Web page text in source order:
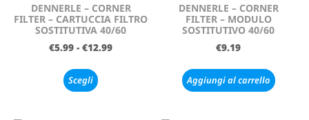
DENNERLE – CORNER
FILTER – CARTUCCIA FILTRO
SOSTITUTIVA 40/60
€5.99 - €12.99
Scegli
DENNERLE – CORNER
FILTER – MODULO
SOSTITUTIVO 40/60
€9.19
Aggiungi al carrello